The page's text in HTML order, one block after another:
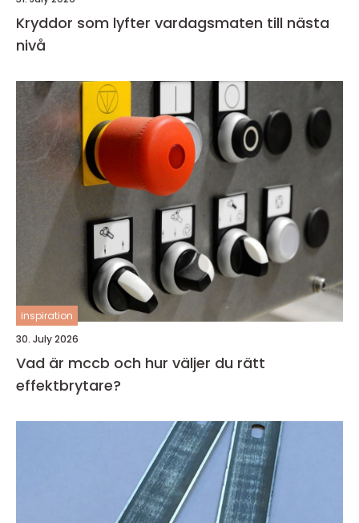
Kryddor som lyfter vardagsmaten till nästa
nivå
inspiration
30. July 2026
Vad är mccb och hur väljer du rätt
effektbrytare?